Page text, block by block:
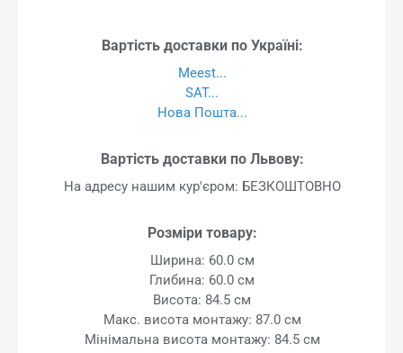
Вартість доставки по Україні:
Meest...
SAT...
Нова Пошта...
Вартість доставки по Львову:
На адресу нашим кур'єром: БЕЗКОШТОВНО
Розміри товару:
Ширина: 60.0 см
Глибина: 60.0 см
Висота: 84.5 см
Макс. висота монтажу: 87.0 см
Мінімальна висота монтажу: 84.5 см